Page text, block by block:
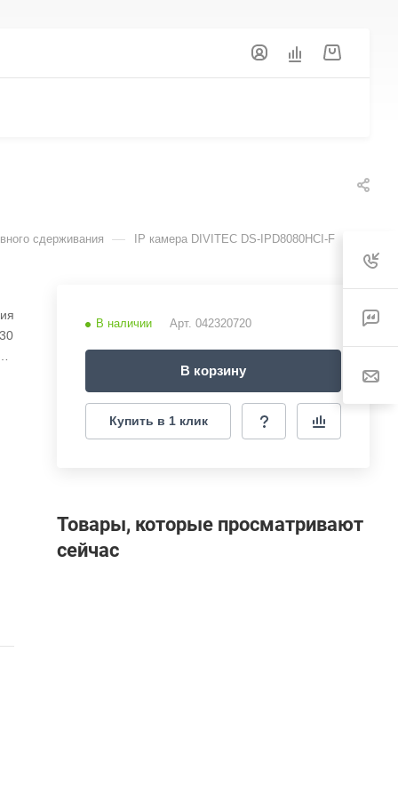
сдерживания — IP камера DIVITEC DS-IPD8080HCI-F
В наличии Арт. 042320720
В корзину
Купить в 1 клик
Товары, которые просматривают
сейчас